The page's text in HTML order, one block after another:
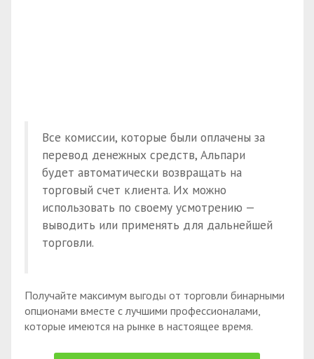
Все комиссии, которые были оплачены за
перевод денежных средств, Альпари
будет автоматически возвращать на
торговый счет клиента. Их можно
использовать по своему усмотрению —
выводить или применять для дальнейшей
торговли.
Получайте максимум выгоды от торговли бинарными
опционами вместе с лучшими профессионалами,
которые имеются на рынке в настоящее время.